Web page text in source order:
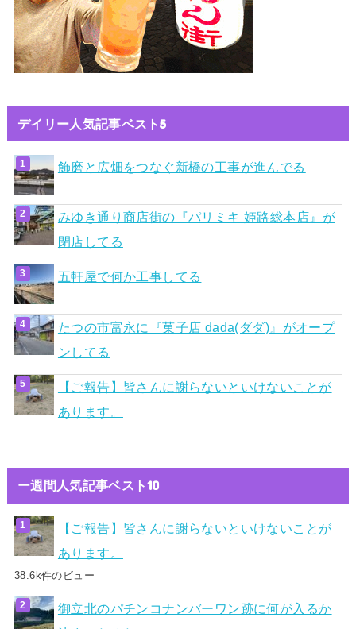
デイリー人気記事ベスト5
飾磨と広畑をつなぐ新橋の工事が進んでる
みゆき通り商店街の『パリミキ 姫路総本店』が
閉店してる
五軒屋で何か工事してる
たつの市富永に『菓子店 dada(ダダ)』がオープ
ンしてる
【ご報告】皆さんに謝らないといけないことが
あります。
ー週間人気記事ベスト10
【ご報告】皆さんに謝らないといけないことが
あります。
38.6k件のビュー
御立北のパチンコナンバーワン跡に何が入るか